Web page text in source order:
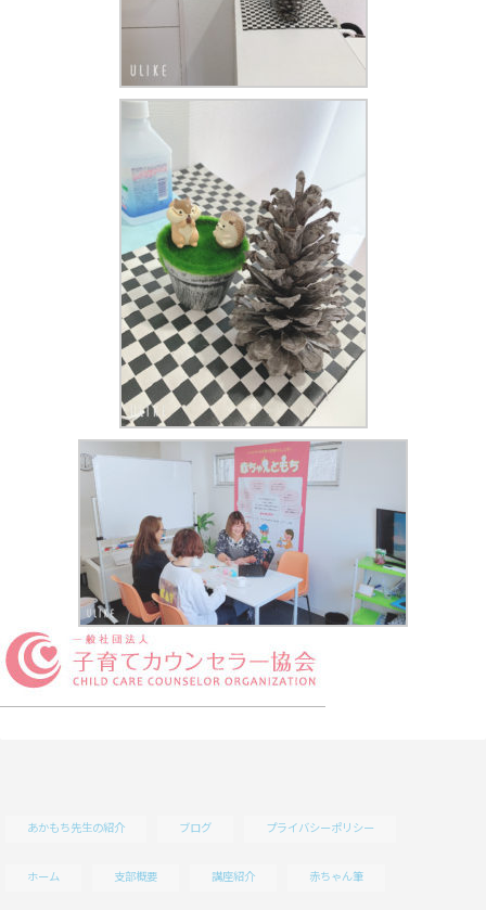
あかもち先生の紹介 ブログ プライバシーポリシー
ホーム 支部概要 講座紹介 赤ちゃん筆